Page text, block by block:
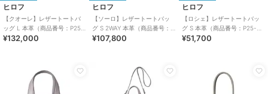
ヒロフ
【クオーレ】レザートートバ
ッグ L 本革（商品番号：P25-
35443）
¥132,000
ヒロフ
【ソーロ】レザートートバッ
グ S 2WAY 本革（商品番号：
P25-20434）
¥107,800
ヒロフ
【ロシェ】レザートートバッ
グ S 本革（商品番号：P25-
30903）
¥51,700